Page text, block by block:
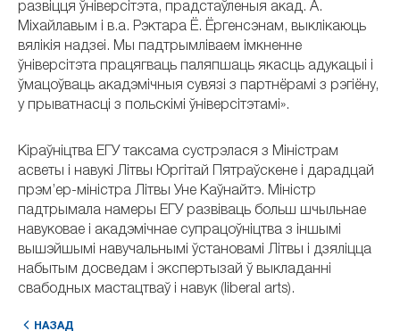
развіцця ўніверсітэта, прадстаўленыя акад. А.
Міхайлавым і в.а. Рэктара Ё. Ёргенсэнам, выклікаюць
вялікія надзеі. Мы падтрымліваем імкненне
ўніверсітэта працягваць паляпшаць якасць адукацыі і
ўмацоўваць акадэмічныя сувязі з партнёрамі з рэгіёну,
у прыватнасці з польскімі ўніверсітэтамі».
Кіраўніцтва ЕГУ таксама сустрэлася з Міністрам
асветы і навукі Літвы Юргітай Пятраўскене і дарадцай
прэм’ер-міністра Літвы Уне Каўнайтэ. Міністр
падтрымала намеры ЕГУ развіваць больш шчыльнае
навуковае і акадэмічнае супрацоўніцтва з іншымі
вышэйшымі навучальнымі ўстановамі Літвы і дзяліцца
набытым досведам і экспертызай ў выкладанні
свабодных мастацтваў і навук (liberal arts).
НАЗАД